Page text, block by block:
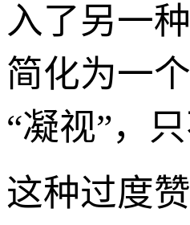
入了另一
简化为一
“凝视”，
这种过度